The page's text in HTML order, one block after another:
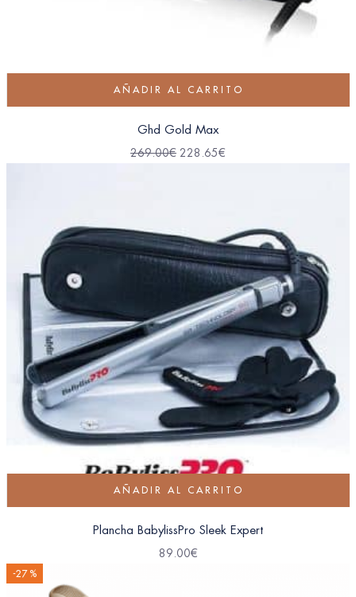
AÑADIR AL CARRITO
Ghd Gold Max
269.00€ 228.65€
AÑADIR AL CARRITO
Plancha BabylissPro Sleek Expert
89.00€
-27 %